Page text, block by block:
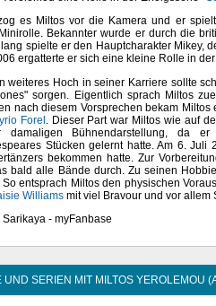
es Miltos vor die Kamera und er
Bekannter wurde er durch die
spielte er den Hauptcharakter Mikey,
ergatterte er sich eine kleine Rolle in
weiteres Hoch in seiner Karriere sollte
sorgen. Eigentlich sprach Miltos
nach diesem Vorsprechen bekam
Forel . Dieser Part war Miltos wie auf
damaligen Bühnendarstellung, da er
Stücken gelernt hatte. Am 6.
bekommen hatte. Zur
bald alle Bände durch. Zu seinen
So entsprach Miltos den physischen
Williams mit viel Bravour und vor allem
Sarikaya - myFanbase
UND SERIEN MIT MILTOS YEROLEMOU